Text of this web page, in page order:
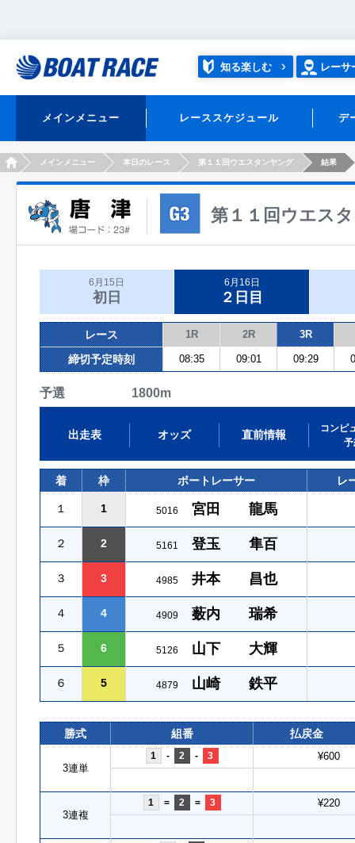
知る楽しむ レーサ
メインメニュー レーススケジュール デ
HOMEメインメニュー 本日のレース 第１１回ウエスタンヤング 結果
第１１回ウエス
6月15日
初日
6月16日
２日目
レース 1R 2R 3R
締切予定時刻 08:35 09:01 09:29
予選 1800m
出走表 オッズ 直前情報
コンピ
予
着 枠 ボートレーサー レ
１ 1 5016 宮田 龍馬
２ 2 5161 登玉 隼百
３ 3 4985 井本 昌也
４ 4 4909 薮内 瑞希
５ 6 5126 山下 大輝
６ 5 4879 山崎 鉄平
勝式 組番 払戻金
3連単
1 - 2 - 3 ¥600
3連複
1 = 2 = 3 ¥220